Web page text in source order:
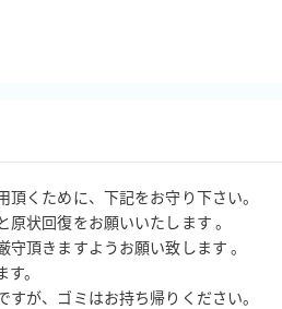
くために、下記をお守り下さい。
原状回復をお願いいたします 。
守頂きますようお願い致します 。
。
すが、ゴミはお持ち帰りください。